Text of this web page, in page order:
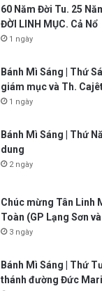
60 Năm Đời Tu. 25
ĐỜI LINH MỤC. Cả Nổ
1 ngày
Bánh Mì Sáng | Thứ
giám mục và Th.
1 ngày
Bánh Mì Sáng | Thứ
dung
2 ngày
Chúc mừng Tân Linh
Toàn (GP Lạng Sơn
3 ngày
Bánh Mì Sáng | Thứ
thánh đường Đức